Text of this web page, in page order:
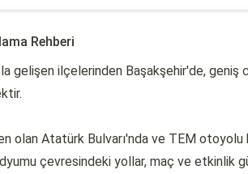
Rehberi
gelişen ilçelerinden Başakşehir'de,
olan Atatürk Bulvarı'nda ve TEM
çevresindeki yollar, maç ve etkinlik